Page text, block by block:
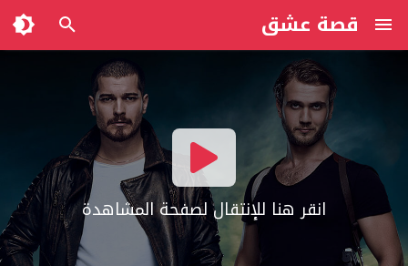
قصة عشق
انقر هنا للإنتقال لصفحة المشاهدة